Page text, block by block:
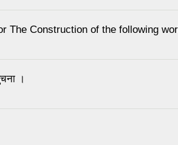
The Construction of the following
।